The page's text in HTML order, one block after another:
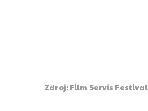
Zdroj: Film Servis